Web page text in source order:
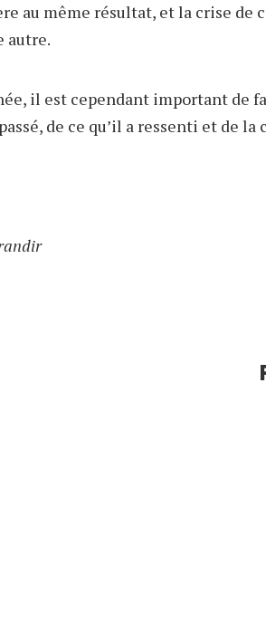
au même résultat, et la crise de
autre.
il est cependant important de
de ce qu’il a ressenti et de la